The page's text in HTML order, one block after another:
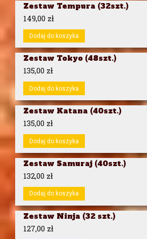
Zestaw Tempura (32szt.)
149,00 zł
Dodaj do koszyka
Zestaw Tokyo (48szt.)
135,00 zł
Dodaj do koszyka
Zestaw Katana (40szt.)
135,00 zł
Dodaj do koszyka
Zestaw Samuraj (40szt.)
132,00 zł
Dodaj do koszyka
Zestaw Ninja (32 szt.)
127,00 zł